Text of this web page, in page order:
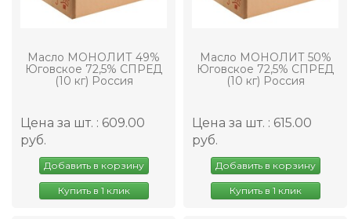
Масло МОНОЛИТ 49%
Юговское 72,5% СПРЕД
(10 кг) Россия
Цена за шт. : 609.00
руб.
Добавить в корзину
Купить в 1 клик
Масло МОНОЛИТ 50%
Юговское 72,5% СПРЕД
(10 кг) Россия
Цена за шт. : 615.00
руб.
Добавить в корзину
Купить в 1 клик